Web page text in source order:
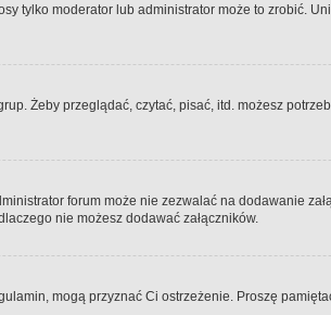
tylko moderator lub administrator może to zrobić.
Żeby przeglądać, czytać, pisać, itd. możesz
forum może nie zezwalać na dodawanie
nie możesz dodawać załączników.
mogą przyznać Ci ostrzeżenie. Proszę